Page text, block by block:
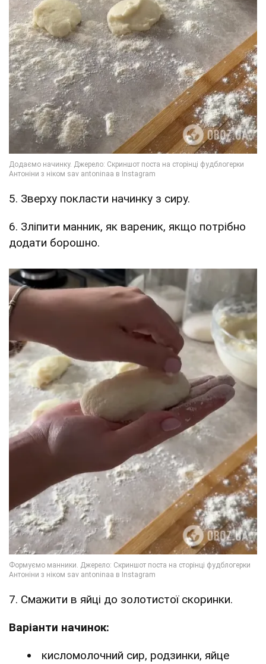
5. Зверху покласти начинку з сиру.
6. Зліпити манник, як вареник, якщо потрібно
додати борошно.
7. Смажити в яйці до золотистої скоринки.
Варіанти начинок:
кисломолочний сир, родзинки, яйце